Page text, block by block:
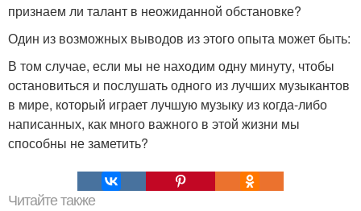
признаем ли талант в неожиданной обстановке?
Один из возможных выводов из этого опыта может быть:
В том случае, если мы не находим одну минуту, чтобы
остановиться и послушать одного из лучших музыкантов
в мире, который играет лучшую музыку из когда-либо
написанных, как много важного в этой жизни мы
способны не заметить?
Читайте также